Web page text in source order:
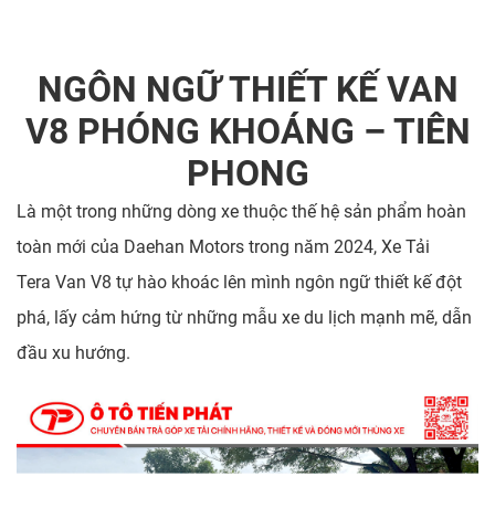
NGÔN NGỮ THIẾT KẾ VAN
V8 PHÓNG KHOÁNG – TIÊN
PHONG
Là một trong những dòng xe thuộc thế hệ sản phẩm hoàn
toàn mới của Daehan Motors trong năm 2024, Xe Tải
Tera Van V8 tự hào khoác lên mình ngôn ngữ thiết kế đột
phá, lấy cảm hứng từ những mẫu xe du lịch mạnh mẽ, dẫn
đầu xu hướng.